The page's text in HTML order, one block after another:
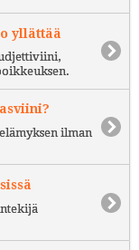
yllättää
ilman